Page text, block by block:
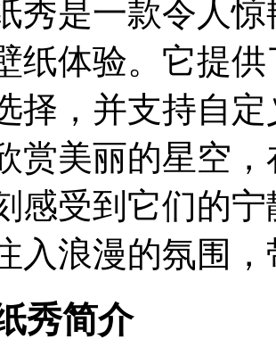
秀是一款令人
纸体验。它提
择，并支持自
赏美丽的星空
感受到它们的
入浪漫的氛围
秀简介